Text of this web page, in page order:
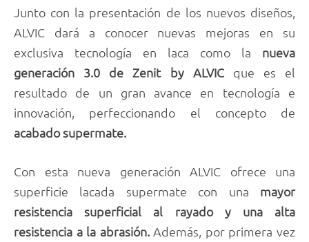
Junto con la presentación de los nuevos diseños,
ALVIC dará a conocer nuevas mejoras en su
exclusiva tecnología en laca como la nueva
generación 3.0 de Zenit by ALVIC que es el
resultado de un gran avance en tecnología e
innovación, perfeccionando el concepto de
acabado supermate.
Con esta nueva generación ALVIC ofrece una
superficie lacada supermate con una mayor
resistencia superficial al rayado y una alta
resistencia a la abrasión.Además, por primera vez